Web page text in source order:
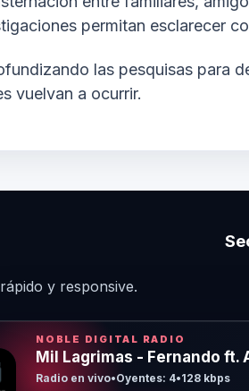
permitan esclarecer
las pesquisas para
vuelvan a ocurrir.
y responsive.
NOBLE DIGITAL RADIO
Mil Lagrimas - Fernando ft.
Radio en vivo•Oyentes: 4•128 kbps